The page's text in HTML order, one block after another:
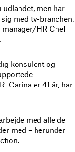
men har
med tv-branchen,
HR Chef
konsulent og
Carina er 41 år, har
med alle de
med – herunder